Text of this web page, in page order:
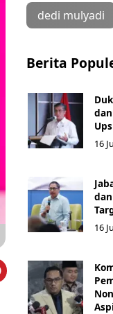
dedi mulyadi
Berita
16
16